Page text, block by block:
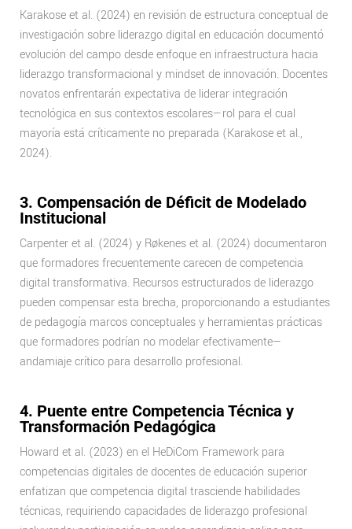
Karakose et al. (2024) en revisión de estructura conceptual de
investigación sobre liderazgo digital en educación documentó
evolución del campo desde enfoque en infraestructura hacia
liderazgo transformacional y mindset de innovación. Docentes
novatos enfrentarán expectativa de liderar integración
tecnológica en sus contextos escolares—rol para el cual
mayoría está críticamente no preparada (Karakose et al.,
2024).
3. Compensación de Déficit de Modelado
Institucional
Carpenter et al. (2024) y Røkenes et al. (2024) documentaron
que formadores frecuentemente carecen de competencia
digital transformativa. Recursos estructurados de liderazgo
pueden compensar esta brecha, proporcionando a estudiantes
de pedagogía marcos conceptuales y herramientas prácticas
que formadores podrían no modelar efectivamente—
andamiaje crítico para desarrollo profesional.
4. Puente entre Competencia Técnica y
Transformación Pedagógica
Howard et al. (2023) en el HeDiCom Framework para
competencias digitales de docentes de educación superior
enfatizan que competencia digital trasciende habilidades
técnicas, requiriendo capacidades de liderazgo profesional